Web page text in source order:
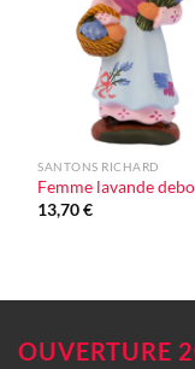
SANTONS RICHARD
Femme lavande
13,70€
OUVERTURE